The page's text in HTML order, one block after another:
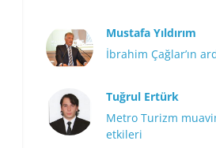
Mustafa Yıldırım
İbrahim Çağlar’ın
Tuğrul Ertürk
Metro Turizm
etkileri